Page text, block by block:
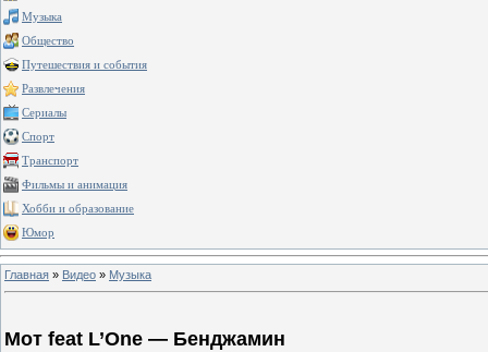
Музыка
Общество
Путешествия и события
Развлечения
Сериалы
Спорт
Транспорт
Фильмы и анимация
Хобби и образование
Юмор
Главная » Видео » Музыка
Мот feat L’One — Бенджамин